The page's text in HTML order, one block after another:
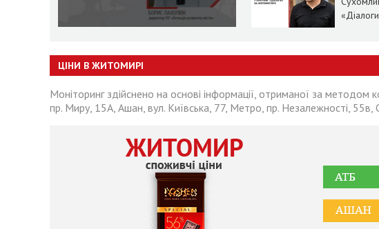
ЦІНИ В ЖИТОМИРІ
Моніторинг здійснено на основі інформації, отриманої за методом
пр. Миру, 15А, Ашан, вул. Київська, 77, Метро, пр. Незалежності, 55в,